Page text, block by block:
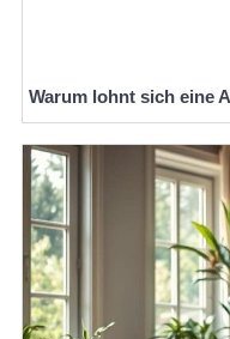
Warum lohnt sich eine